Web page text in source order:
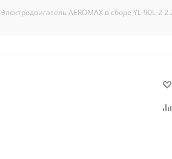
Электродвигатель AEROMAX в сборе YL-90L-2